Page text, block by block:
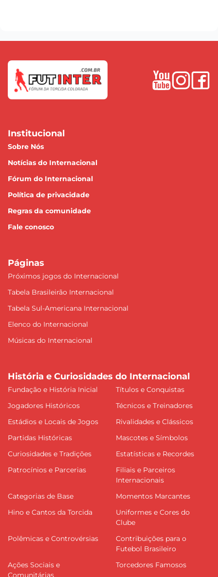
Institucional
Sobre Nós
Notícias do Internacional
Fórum do Internacional
Política de privacidade
Regras da comunidade
Fale conosco
Páginas
Próximos jogos do Internacional
Tabela Brasileirão Internacional
Tabela Sul-Americana Internacional
Elenco do Internacional
Músicas do Internacional
História e Curiosidades do Internacional
Fundação e História Inicial
Títulos e Conquistas
Jogadores Históricos
Técnicos e Treinadores
Estádios e Locais de Jogos
Rivalidades e Clássicos
Partidas Históricas
Mascotes e Símbolos
Curiosidades e Tradições
Estatísticas e Recordes
Patrocínios e Parcerias
Filiais e Parceiros
Internacionais
Categorias de Base
Momentos Marcantes
Hino e Cantos da Torcida
Uniformes e Cores do
Clube
Polêmicas e Controvérsias
Contribuições para o
Futebol Brasileiro
Ações Sociais e
Comunitárias
Torcedores Famosos